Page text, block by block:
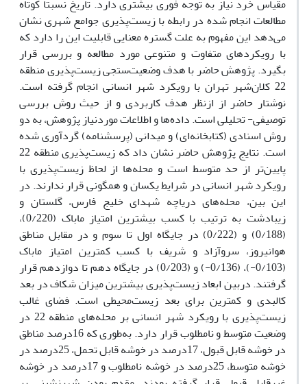
مقیاس خرد نیاز به توجه فوری بیشتری دارد. تاریخ نسبتاً کوتاه
مطالعات انجام شده در رابطه با زیست‌پذیری جوامع شهری نشان
می‌دهد این مفهوم به علت گستره معنایی قابلیت این را دارد که
با رویکردهای متفاوت و متنوعی مورد مطالعه و بررسی قرار
بگیرد. پژوهش حاضر با هدف وضعیت‌ستجی زیست‌پذیری منطقه
22 کلان‌شهر تهران با رویکرد شهر انسانی انجام گرفته است.
نوشتار حاضر از ازنظر هدف کاربردی و از حیث روش بررسی
توصیفی- تحلیلی است. داده‌ها و اطلاعات موردنیاز پژوهش، به دو
روش اسنادی (کتابخانه‌ای) و میدانی (پرسشنامه) گردآوری ‌شده
است. نتایج پژوهش حاضر نشان داد که زیست‌پذیری منطقه 22
پایین‌تر‌ از حد متوسط است و محله‌ها از لحاظ زیست‌پذیری با
رویکرد شهر انسانی در شرایط یکسان و همگونی قرار ندارند. در
این بین، محله‌‌های دریاچه شهدای خلیج فارس، گلستان و
زیبادشت به ترتیب با کسب بیشترین امتیاز ماباک (0/220)،
(0/188) و (0/222) در جایگاه اول تا سوم و در مقابل مناطق
هوانیروز، سروآزاد و شریف با کسب کمترین امتیاز ماباک
(0/103-)، (0/136-) و (0/203) در جایگاه دهم تا دوازدهم قرار
گرفتند. دربین ابعاد زیست‌پذیری بیشترین میزان شکاف در بعد
کالبدی و کمترین برای بعد زیست‌محیطی است. فضای غالب
زیست‌پذیری با رویکرد شهر انسانی بر محله‌های منطقه 22 در
وضعیت متوسط و نامطلوب قرار دارد. به‌طوری که 16درصد مناطق
در خوشه قابل قبول، 17درصد در خوشه قابل تحمل، 25درصد در
خوشه متوسط، 25درصد در خوشه نامطلوب و 17درصد در خوشه